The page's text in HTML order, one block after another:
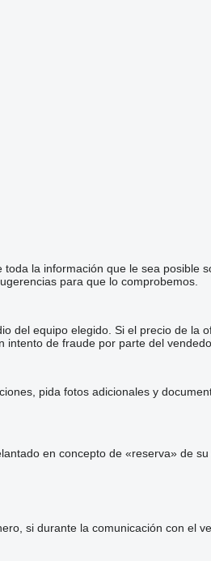
la información que le sea posible
para que lo comprobemos.
del equipo elegido. Si el precio de la
intento de fraude por parte del
pida fotos adicionales y
en concepto de «reserva» de
si durante la comunicación con el